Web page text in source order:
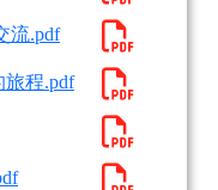
流.pdf
旅程.pdf